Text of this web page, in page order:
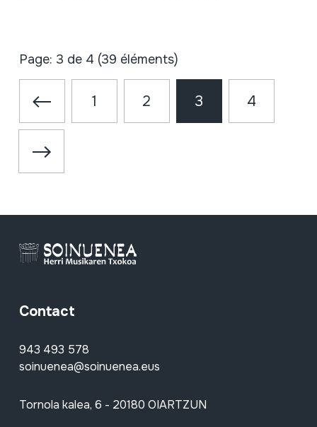
Page: 3 de 4 (39 éléments)
1 2 3 4
Contact
943 493 578
soinuenea@soinuenea.eus
Tornola kalea, 6 - 20180 OIARTZUN